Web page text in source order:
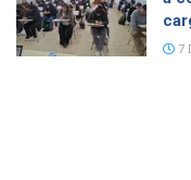
7